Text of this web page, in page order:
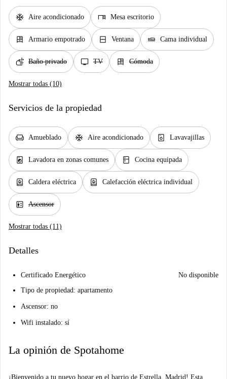
ac_unit Aire acondicionado desk Mesa escritorio
dresser Armario empotrado window_closed Ventana airline_seat_flat Cama individual
soap Baño privado tv TV dresser Cómoda
Mostrar todas (10)
Servicios de la propiedad
chair Amueblado ac_unit Aire acondicionado dishwasher_gen Lavavajillas
local_laundry_service Lavadora en zonas comunes kitchen Cocina equipada
water_heater Caldera eléctrica water_heater Calefacción eléctrica individual
elevator Ascensor
Mostrar todas (11)
Detalles
Certificado Energético
No disponible
Tipo de propiedad: apartamento
Ascensor: no
Wifi instalado: sí
La opinión de Spotahome
¡Bienvenido a tu nuevo hogar en el barrio de Estrella, Madrid! Esta